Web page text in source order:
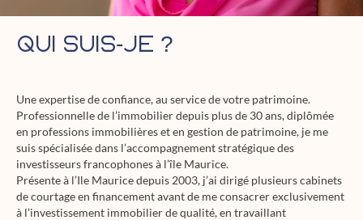
Qui Suis-Je ?
Une expertise de confiance, au service de votre patrimoine.
Professionnelle de l’immobilier depuis plus de 30 ans, diplômée
en professions immobilières et en gestion de patrimoine, je me
suis spécialisée dans l’accompagnement stratégique des
investisseurs francophones à l’île Maurice.
Présente à l’Ile Maurice depuis 2003, j’ai dirigé plusieurs cabinets
de courtage en financement avant de me consacrer exclusivement
à l’investissement immobilier de qualité, en travaillant